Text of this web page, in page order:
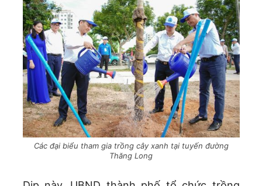
Các đại biểu tham gia trồng cây xanh tại tuyến đường
Thăng Long